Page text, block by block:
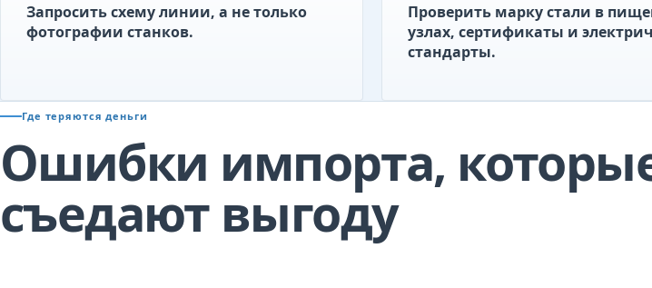
Запросить схему линии, а не только
фотографии станков.
Проверить марку стали в
узлах, сертификаты и
стандарты.
Где теряются деньги
Ошибки импорта,
съедают выгоду